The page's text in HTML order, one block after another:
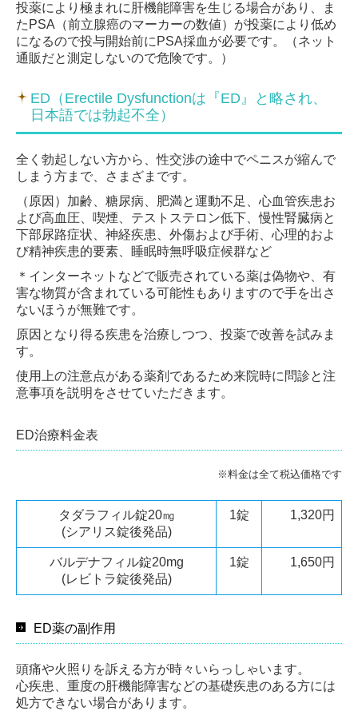
投薬により極まれに肝機能障害を生じる場合があり、ま
たPSA（前立腺癌のマーカーの数値）が投薬により低め
になるので投与開始前にPSA採血が必要です。（ネット
通販だと測定しないので危険です。）
ED（Erectile Dysfunctionは『ED』と略され、
日本語では勃起不全）
全く勃起しない方から、性交渉の途中でペニスが縮んで
しまう方まで、さまざまです。
（原因）加齢、糖尿病、肥満と運動不足、心血管疾患お
よび高血圧、喫煙、 テストステロン低下、慢性腎臓病と
下部尿路症状、神経疾患、外傷および手術、心理的およ
び精神疾患的要素、睡眠時無呼吸症候群など
＊インターネットなどで販売されている薬は偽物や、有
害な物質が含まれている可能性もありますので手を出さ
ないほうが無難です。
原因となり得る疾患を治療しつつ、投薬で改善を試みま
す。
使用上の注意点がある薬剤であるため来院時に問診と注
意事項を説明をさせていただきます。
ED治療料金表
※料金は全て税込価格です
タダラフィル錠20㎎
(シアリス錠後発品)
1錠 1,320円
バルデナフィル錠20mg
(レビトラ錠後発品)
1錠 1,650円
ED薬の副作用
頭痛や火照りを訴える方が時々いらっしゃいます。
心疾患、重度の肝機能障害などの基礎疾患のある方には
処方できない場合があります。